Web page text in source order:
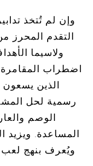
وإن لم تُتخذ
التقدم المحرز
اضطراب
الذين
الوصم
المساعدة. ويزيد
ويُعرف بنهج لعب